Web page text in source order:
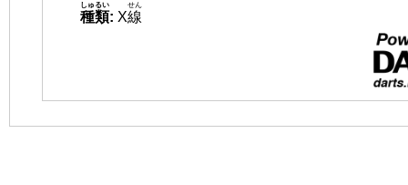
種類
しゅるい
: X線
せん